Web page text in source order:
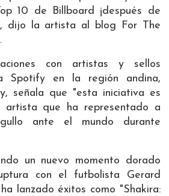
10 de Billboard ¡después de
dijo la artista al blog For The
con artistas y sellos
Spotify en la región andina,
señala que "esta iniciativa es
artista que ha representado a
ante el mundo durante
un nuevo momento dorado
con el futbolista Gerard
lanzado éxitos como "Shakira: